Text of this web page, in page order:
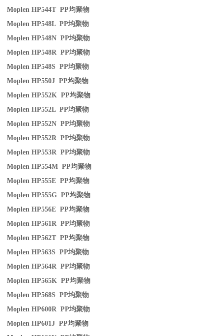
Moplen HP544T PP均聚物
Moplen HP548L PP均聚物
Moplen HP548N PP均聚物
Moplen HP548R PP均聚物
Moplen HP548S PP均聚物
Moplen HP550J PP均聚物
Moplen HP552K PP均聚物
Moplen HP552L PP均聚物
Moplen HP552N PP均聚物
Moplen HP552R PP均聚物
Moplen HP553R PP均聚物
Moplen HP554M PP均聚物
Moplen HP555E PP均聚物
Moplen HP555G PP均聚物
Moplen HP556E PP均聚物
Moplen HP561R PP均聚物
Moplen HP562T PP均聚物
Moplen HP563S PP均聚物
Moplen HP564R PP均聚物
Moplen HP565K PP均聚物
Moplen HP568S PP均聚物
Moplen HP600R PP均聚物
Moplen HP601J PP均聚物